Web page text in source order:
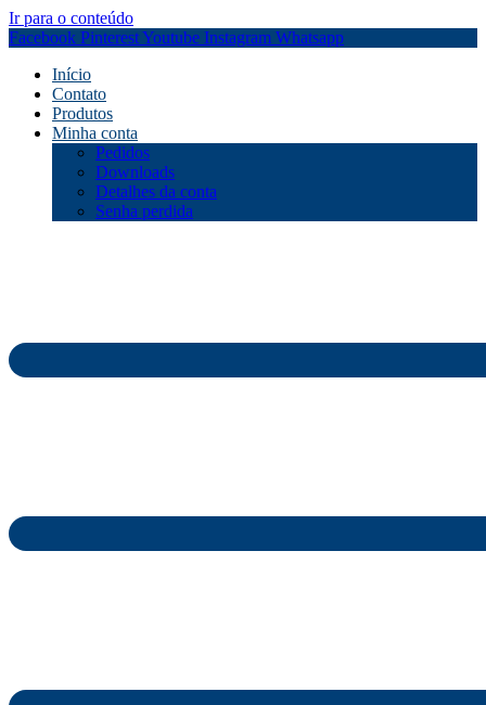
Ir para o conteúdo
Facebook PinterestYoutube Instagram Whatsapp
Início
Contato
Produtos
Minha conta
Pedidos
Downloads
Detalhes da conta
Senha perdida